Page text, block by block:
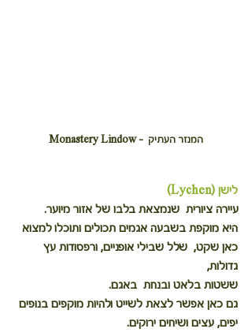
המנזר העתיק  – Monastery Lindow
לישן (Lychen)
עיירה ציורית  שנמצאת בלבו של אזור מיוער.
היא מוקפת בשבעה אגמים תכולים ותוכלו למצוא
כאן שקט,  שלל שבילי אופניים, ורפסודות עץ
גדולות,
ששטות בלאט ובנחת  באגם.
גם כאן אפשר לצאת לשייט ולהיות מוקפים בנופים
יפים, עצים ושיחים ירוקים.